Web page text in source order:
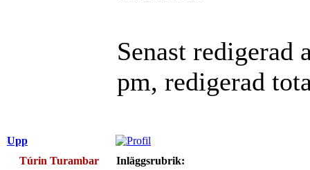
Senast redigerad
pm, redigerad
Upp
Túrin Turambar
Inläggsrubrik: